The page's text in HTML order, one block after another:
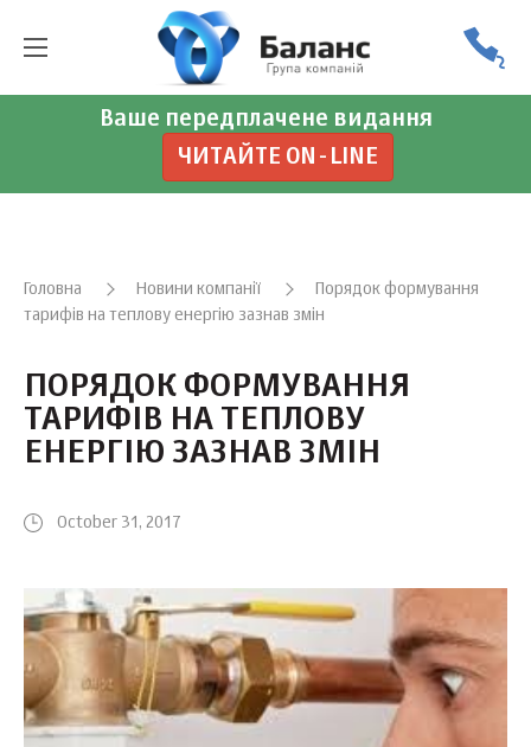
Ваше передплачене видання
ЧИТАЙТЕ ON-LINE
Головна Новини компанії
Порядок формування
тарифів на теплову енергію зазнав змін
ПОРЯДОК ФОРМУВАННЯ
ТАРИФІВ НА ТЕПЛОВУ
ЕНЕРГІЮ ЗАЗНАВ ЗМІН
October 31, 2017